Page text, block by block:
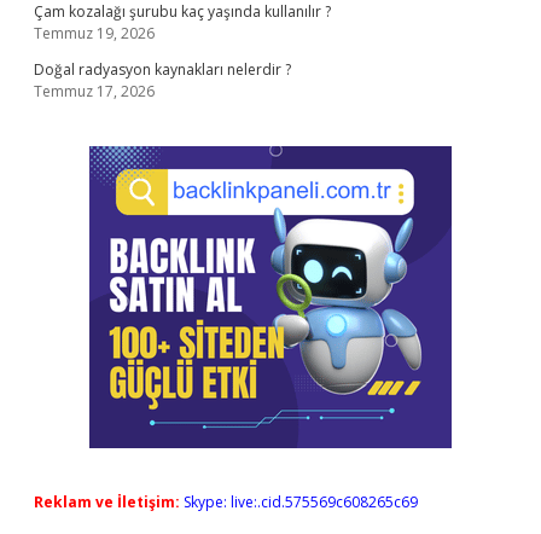
Çam kozalağı şurubu kaç yaşında kullanılır ?
Temmuz 19, 2026
Doğal radyasyon kaynakları nelerdir ?
Temmuz 17, 2026
Reklam ve İletişim: Skype: live:.cid.575569c608265c69